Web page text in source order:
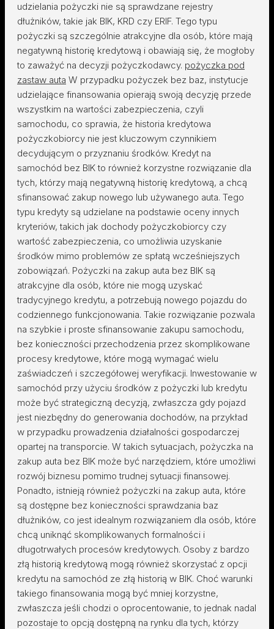
udzielania pożyczki nie są sprawdzane rejestry
dłużników, takie jak BIK, KRD czy ERIF. Tego typu
pożyczki są szczególnie atrakcyjne dla osób, które mają
negatywną historię kredytową i obawiają się, że mogłoby
to zaważyć na decyzji pożyczkodawcy. pożyczka pod
zastaw auta W przypadku pożyczek bez baz, instytucje
udzielające finansowania opierają swoją decyzję przede
wszystkim na wartości zabezpieczenia, czyli
samochodu, co sprawia, że historia kredytowa
pożyczkobiorcy nie jest kluczowym czynnikiem
decydującym o przyznaniu środków. Kredyt na
samochód bez BIK to również korzystne rozwiązanie dla
tych, którzy mają negatywną historię kredytową, a chcą
sfinansować zakup nowego lub używanego auta. Tego
typu kredyty są udzielane na podstawie oceny innych
kryteriów, takich jak dochody pożyczkobiorcy czy
wartość zabezpieczenia, co umożliwia uzyskanie
środków mimo problemów ze spłatą wcześniejszych
zobowiązań. Pożyczki na zakup auta bez BIK są
atrakcyjne dla osób, które nie mogą uzyskać
tradycyjnego kredytu, a potrzebują nowego pojazdu do
codziennego funkcjonowania. Takie rozwiązanie pozwala
na szybkie i proste sfinansowanie zakupu samochodu,
bez konieczności przechodzenia przez skomplikowane
procesy kredytowe, które mogą wymagać wielu
zaświadczeń i szczegółowej weryfikacji. Inwestowanie w
samochód przy użyciu środków z pożyczki lub kredytu
może być strategiczną decyzją, zwłaszcza gdy pojazd
jest niezbędny do generowania dochodów, na przykład
w przypadku prowadzenia działalności gospodarczej
opartej na transporcie. W takich sytuacjach, pożyczka na
zakup auta bez BIK może być narzędziem, które umożliwi
rozwój biznesu pomimo trudnej sytuacji finansowej.
Ponadto, istnieją również pożyczki na zakup auta, które
są dostępne bez konieczności sprawdzania baz
dłużników, co jest idealnym rozwiązaniem dla osób, które
chcą uniknąć skomplikowanych formalności i
długotrwałych procesów kredytowych. Osoby z bardzo
złą historią kredytową mogą również skorzystać z opcji
kredytu na samochód ze złą historią w BIK. Choć warunki
takiego finansowania mogą być mniej korzystne,
zwłaszcza jeśli chodzi o oprocentowanie, to jednak nadal
pozostaje to opcją dostępną na rynku dla tych, którzy